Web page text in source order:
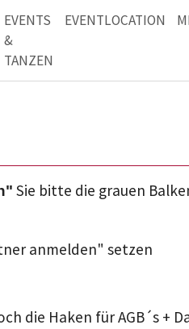
EVENTS
&
TANZEN
EVENTLOCATION
Sie bitte die grauen
anmelden" setzen
die Haken für AGB´s